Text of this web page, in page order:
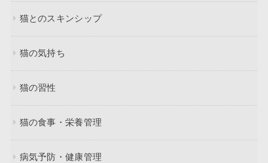
猫とのスキンシップ
猫の気持ち
猫の習性
猫の食事・栄養管理
病気予防・健康管理